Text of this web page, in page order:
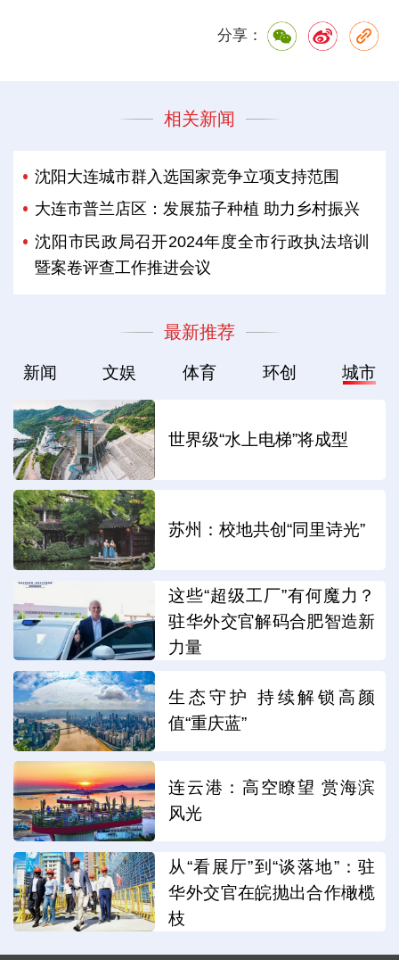
分享：
相关新闻
沈阳大连城市群入选国家竞争立项支持范围
大连市普兰店区：发展茄子种植 助力乡村振兴
沈阳市民政局召开2024年度全市行政执法培训
暨案卷评查工作推进会议
最新推荐
新闻 文娱 体育 环创 城市
世界级“水上电梯”将成型
苏州：校地共创“同里诗光”
这些“超级工厂”有何魔力？
驻华外交官解码合肥智造新
力量
生态守护 持续解锁高颜
值“重庆蓝”
连云港：高空瞭望 赏海滨
风光
从“看展厅”到“谈落地”：驻
华外交官在皖抛出合作橄榄
枝